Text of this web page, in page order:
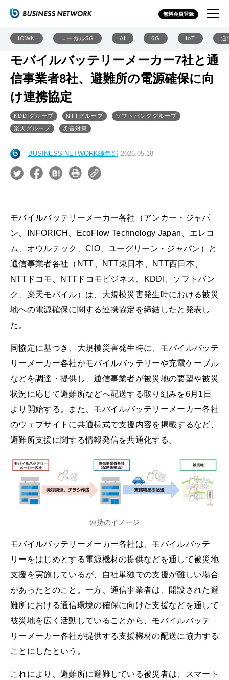
無料会員登録
IOWN ローカル5G AI 6G IoT 通
モバイルバッテリーメーカー7社と通
信事業者8社、避難所の電源確保に向
け連携協定
KDDIグループ NTTグループ
ソフトバンクグループ
楽天グループ
災害対策
BUSINESS NETWORK編集部 2026.05.18
モバイルバッテリーメーカー各社（アンカー・ジャパ
ン、INFORICH、EcoFlow Technology Japan、エレコ
ム、オウルテック、CIO、ユーグリーン・ジャパン）と
通信事業者各社（NTT、NTT東日本、NTT西日本、
NTTドコモ、NTTドコモビジネス、KDDI、ソフトバン
ク、楽天モバイル）は、大規模災害発生時における被災
地への電源確保に関する連携協定を締結したと発表し
た。
同協定に基づき、大規模災害発生時に、モバイルバッテ
リーメーカー各社がモバイルバッテリーや充電ケーブル
などを調達・提供し、通信事業者が被災地の要望や被災
状況に応じて避難所などへ配送する取り組みを6月1日
より開始する。また、モバイルバッテリーメーカー各社
のウェブサイトに共通様式で支援内容を掲載するなど、
避難所支援に関する情報発信を共通化する。
連携のイメージ
モバイルバッテリーメーカー各社は、モバイルバッテ
リーをはじめとする電源機材の提供などを通して被災地
支援を実施しているが、自社単独での支援が難しい場合
があったとのこと。一方、通信事業者は、開設された避
難所における通信環境の確保に向けた支援などを通して
被災地を広く活動していることから、モバイルバッテ
リーメーカー各社が提供する支援機材の配送に協力する
ことにしたという。
これにより、避難所に避難している被災者は、スマート